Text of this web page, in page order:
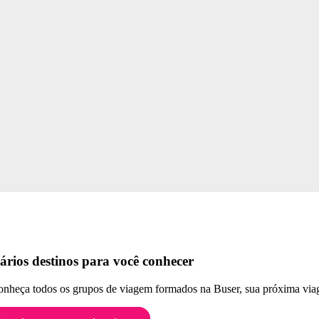
destinos para você conhecer
todos os grupos de viagem formados na Buser, sua próxima